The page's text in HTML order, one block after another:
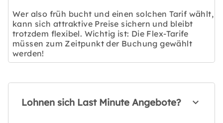
Wer also früh bucht und einen solchen Tarif wählt,
kann sich attraktive Preise sichern und bleibt
trotzdem flexibel. Wichtig ist: Die Flex-Tarife
müssen zum Zeitpunkt der Buchung gewählt
werden!
Lohnen sich Last Minute Angebote?